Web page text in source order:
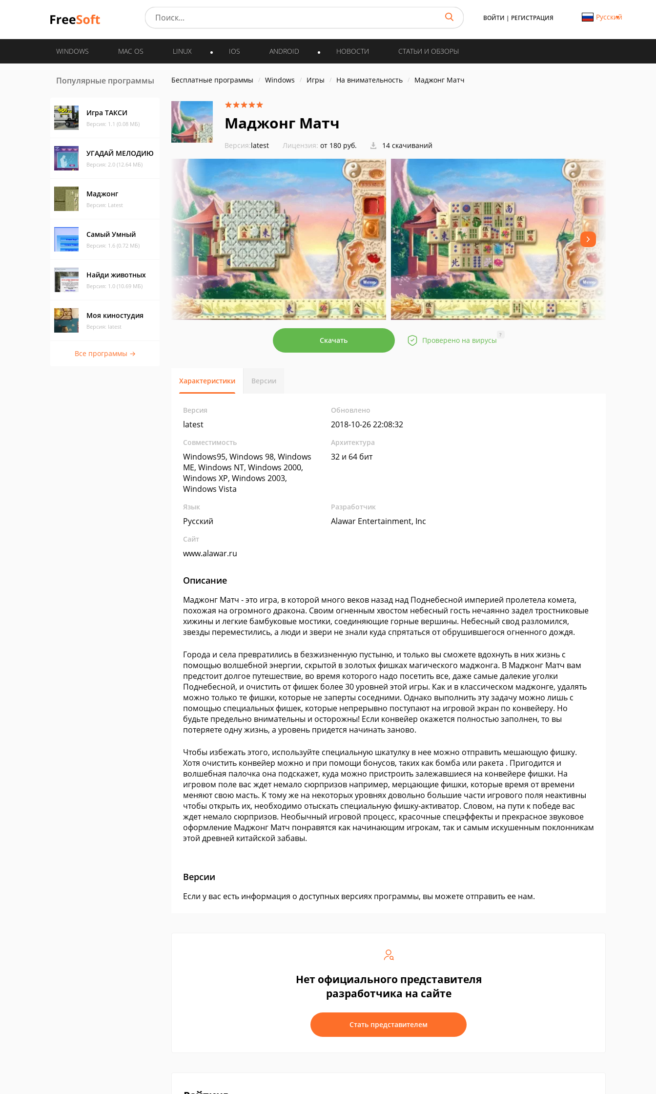
ВОЙТИ | РЕГИСТРАЦИЯ Русский
WINDOWS MAC OS LINUX IOS ANDROID НОВОСТИ СТАТЬИ И ОБЗОРЫ
Популярные программы
Игра ТАКСИ
Версия: 1.1 (0.08 МБ)
УГАДАЙ МЕЛОДИЮ
Версия: 2.0 (12.64 МБ)
Маджонг
Версия: Latest
Самый Умный
Версия: 1.6 (0.72 МБ)
Найди животных
Версия: 1.0 (10.69 МБ)
Моя киностудия
Версия: latest
Все программы →
Бесплатные программы Windows Игры На внимательность Маджонг Матч
Маджонг Матч
Версия:latest Лицензия: от 180 руб. 14 скачиваний
Скачать Проверено на вирусы
?
Характеристики Версии
Версия
latest
Обновлено
2018-10-26 22:08:32
Совместимость
Windows95, Windows 98, Windows
ME, Windows NT, Windows 2000,
Windows XP, Windows 2003,
Windows Vista
Архитектура
32 и 64 бит
Язык
Русский
Разработчик
Alawar Entertainment, Inc
Сайт
www.alawar.ru
Описание
Маджонг Матч - это игра, в которой много веков назад над Поднебесной империей пролетела комета,
похожая на огромного дракона. Своим огненным хвостом небесный гость нечаянно задел тростниковые
хижины и легкие бамбуковые мостики, соединяющие горные вершины. Небесный свод разломился,
звезды переместились, а люди и звери не знали куда спрятаться от обрушившегося огненного дождя.
Города и села превратились в безжизненную пустыню, и только вы сможете вдохнуть в них жизнь с
помощью волшебной энергии, скрытой в золотых фишках магического маджонга. В Маджонг Матч вам
предстоит долгое путешествие, во время которого надо посетить все, даже самые далекие уголки
Поднебесной, и очистить от фишек более 30 уровней этой игры. Как и в классическом маджонге, удалять
можно только те фишки, которые не заперты соседними. Однако выполнить эту задачу можно лишь с
помощью специальных фишек, которые непрерывно поступают на игровой экран по конвейеру. Но
будьте предельно внимательны и осторожны! Если конвейер окажется полностью заполнен, то вы
потеряете одну жизнь, а уровень придется начинать заново.
Чтобы избежать этого, используйте специальную шкатулку в нее можно отправить мешающую фишку.
Хотя очистить конвейер можно и при помощи бонусов, таких как бомба или ракета . Пригодится и
волшебная палочка она подскажет, куда можно пристроить залежавшиеся на конвейере фишки. На
игровом поле вас ждет немало сюрпризов например, мерцающие фишки, которые время от времени
меняют свою масть. К тому же на некоторых уровнях довольно большие части игрового поля неактивны
чтобы открыть их, необходимо отыскать специальную фишку-активатор. Словом, на пути к победе вас
ждет немало сюрпризов. Необычный игровой процесс, красочные спецэффекты и прекрасное звуковое
оформление Маджонг Матч понравятся как начинающим игрокам, так и самым искушенным поклонникам
этой древней китайской забавы.
Версии
Если у вас есть информация о доступных версиях программы, вы можете отправить ее нам.
Нет официального представителя
разработчика на сайте
Стать представителем